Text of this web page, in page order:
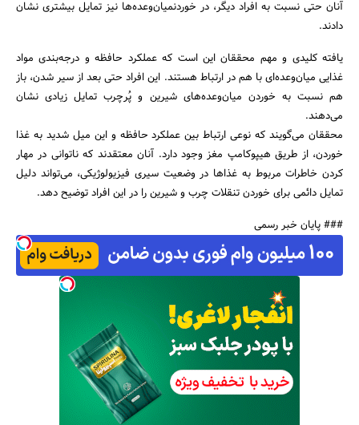
آنان حتی نسبت به افراد دیگر، در خوردنمیان‌وعده‌ها نیز تمایل بیشتری نشان
دادند.
یافته کلیدی و مهم محققان این است که عملکرد حافظه و درجه‌بندی مواد
غذایی میان‌وعده‌ای با هم در ارتباط هستند. این افراد حتی بعد از سیر شدن، باز
هم نسبت به خوردن میان‌وعده‌های شیرین و پُرچرب تمایل زیادی نشان
می‌دهند.
محققان می‌گویند که نوعی ارتباط بین عملکرد حافظه و این میل شدید به غذا
خوردن، از طریق هیپوکامپ مغز وجود دارد. آنان معتقدند که ناتوانی در مهار
کردن خاطرات مربوط به غذاها در وضعیت سیری فیزیولوژیکی، می‌تواند دلیل
تمایل دائمی برای خوردن تنقلات چرب و شیرین را در این افراد توضیح دهد.
### پایان خبر رسمی